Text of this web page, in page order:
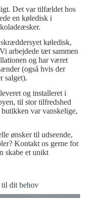
Det var tilfældet hos
en køledisk i
køledisk,
arbejdede tæt sammen
og har været
(også hvis der
salget).
og installeret i
til stor tilfredshed
var vanskelige,
ønsker til udseende,
Kontakt os gerne for
skabe et unikt
til dit behov